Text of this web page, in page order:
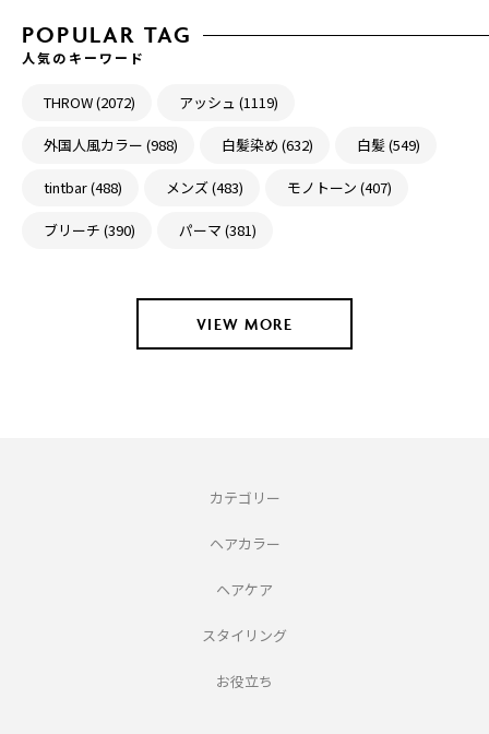
POPULAR TAG
人気のキーワード
THROW (2072) アッシュ (1119)
外国人風カラー (988) 白髪染め (632) 白髪 (549)
tintbar (488) メンズ (483) モノトーン (407)
ブリーチ (390) パーマ (381)
VIEW MORE
カテゴリー
ヘアカラー
ヘアケア
スタイリング
お役立ち